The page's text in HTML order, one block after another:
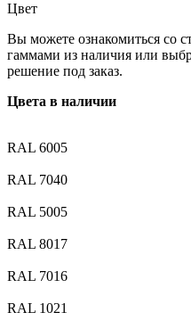
Цвет
Вы можете ознакомиться со
гаммами из наличия или
решение под заказ.
Цвета в наличии
RAL 6005
RAL 7040
RAL 5005
RAL 8017
RAL 7016
RAL 1021